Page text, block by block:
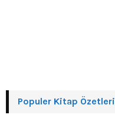
Populer Kitap Özetleri